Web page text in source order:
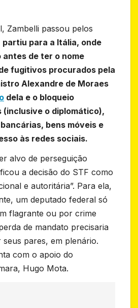
Zambelli passou pelos
partiu para a Itália, onde
antes de ter o nome
fugitivos procurados pela
Alexandre de Moraes
dela e o bloqueio
(inclusive o diplomático),
bens móveis e
às redes sociais.
alvo de perseguição
a decisão do STF como
e autoritária”. Para ela,
um deputado federal só
flagrante ou por crime
de mandato precisaria
pares, em plenário.
com o apoio do
Hugo Mota.